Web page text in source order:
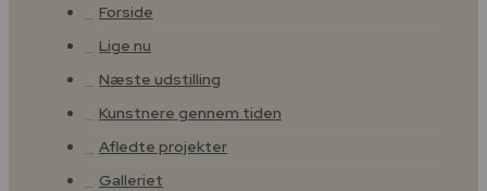
Forside
Lige nu
Næste udstilling
Kunstnere gennem tiden
Afledte projekter
Galleriet